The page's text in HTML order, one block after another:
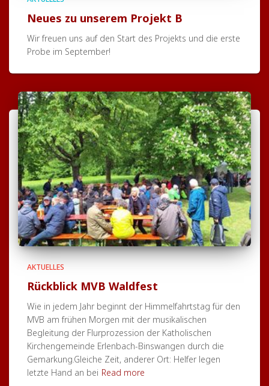
Neues zu unserem Projekt B
Wir freuen uns auf den Start des Projekts und die erste
Probe im September!
AKTUELLES
Rückblick MVB Waldfest
Wie in jedem Jahr beginnt der Himmelfahrtstag für den
MVB am frühen Morgen mit der musikalischen
Begleitung der Flurprozession der Katholischen
Kirchengemeinde Erlenbach-Binswangen durch die
Gemarkung.Gleiche Zeit, anderer Ort: Helfer legen
letzte Hand an bei Read more